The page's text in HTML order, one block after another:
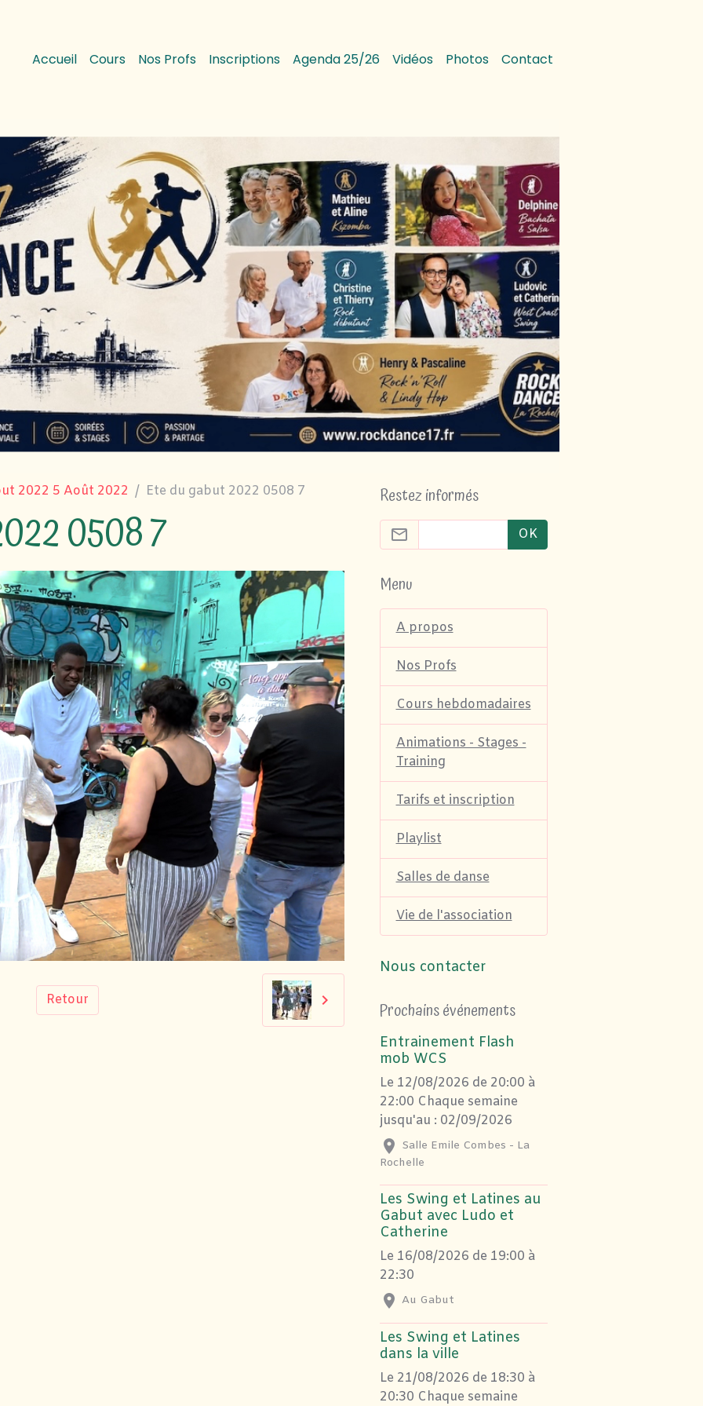
Accueil Cours Nos Profs Inscriptions Agenda 25/26 Vidéos Photos Contact
2022 5 Août 2022 Ete du gabut 2022 0508 7
0508 7
Retour
Restez informés
OK
Menu
A propos
Nos Profs
Cours hebdomadaires
Animations - Stages -
Training
Tarifs et inscription
Playlist
Salles de danse
Vie de l'association
Nous contacter
Prochains événements
Entrainement Flash
mob WCS
Le 12/08/2026 de 20:00 à
22:00 Chaque semaine
jusqu'au : 02/09/2026
Salle Emile Combes - La
Rochelle
Les Swing et Latines au
Gabut avec Ludo et
Catherine
Le 16/08/2026 de 19:00 à
22:30
Au Gabut
Les Swing et Latines
dans la ville
Le 21/08/2026 de 18:30 à
20:30 Chaque semaine